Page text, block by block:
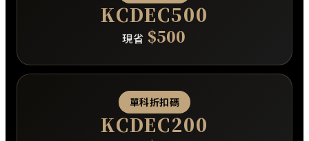
KCDEC500
現省 $500
單科折扣碼
KCDEC200